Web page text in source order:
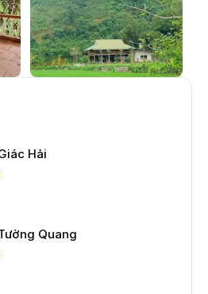
Hải
Quang